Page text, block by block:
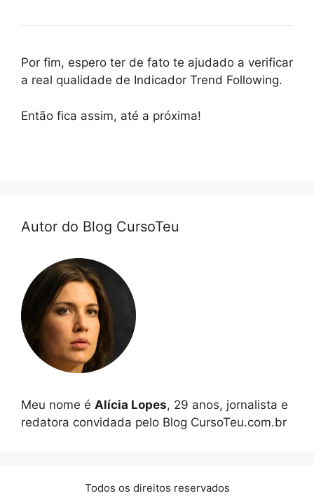
Por fim, espero ter de fato te ajudado a verificar
a real qualidade de Indicador Trend Following.
Então fica assim, até a próxima!
Autor do Blog CursoTeu
Meu nome é Alícia Lopes, 29 anos, jornalista e
redatora convidada pelo Blog CursoTeu.com.br
Todos os direitos reservados